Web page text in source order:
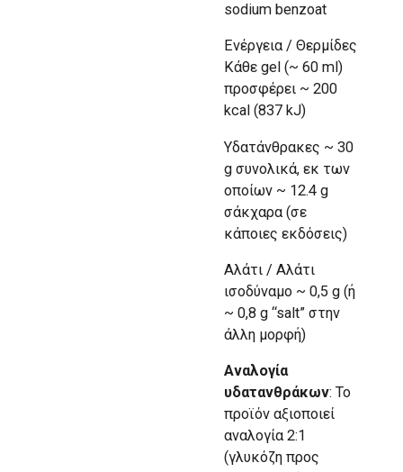
sodium benzoat
Ενέργεια / Θερμίδες
Κάθε gel (~ 60 ml)
προσφέρει ~ 200
kcal (837 kJ)
Υδατάνθρακες ~ 30
g συνολικά, εκ των
οποίων ~ 12.4 g
σάκχαρα (σε
κάποιες εκδόσεις)
Αλάτι / Αλάτι
ισοδύναμο ~ 0,5 g (ή
~ 0,8 g “salt” στην
άλλη μορφή)
Αναλογία
υδατανθράκων: Το
προϊόν αξιοποιεί
αναλογία 2:1
(γλυκόζη προς